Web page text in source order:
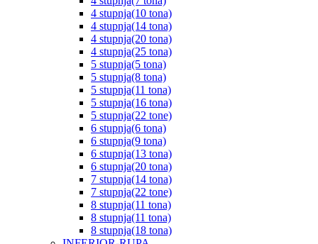
4 stupnja(10 tona)
4 stupnja(14 tona)
4 stupnja(20 tona)
4 stupnja(25 tona)
5 stupnja(5 tona)
5 stupnja(8 tona)
5 stupnja(11 tona)
5 stupnja(16 tona)
5 stupnja(22 tone)
6 stupnja(6 tona)
6 stupnja(9 tona)
6 stupnja(13 tona)
6 stupnja(20 tona)
7 stupnja(14 tona)
7 stupnja(22 tone)
8 stupnja(11 tona)
8 stupnja(11 tona)
8 stupnja(18 tona)